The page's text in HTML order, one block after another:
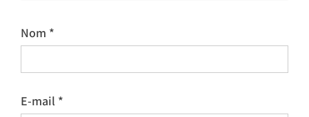
Nom *
E-mail *